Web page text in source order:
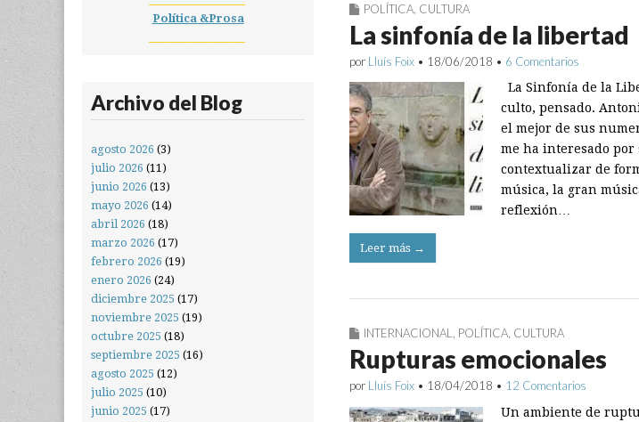
POLÍTICA CULTURA
La sinfonía de la libertad
por Lluís Foix • 18/06/2018 • 6 Comentarios
La Sinfonía de la
culto, pensado.
el mejor de sus
me ha interesado
contextualizar de
música, la gran
reflexión…
Leer más →
INTERNACIONAL, POLÍTICA, CULTURA
Rupturas emocionales
por Lluís Foix • 18/04/2018 • 12 Comentarios
Un ambiente de
Política &Prosa
Archivo del Blog
agosto 2026 (3)
julio 2026 (11)
junio 2026 (13)
mayo 2026 (14)
abril 2026 (18)
marzo 2026 (17)
febrero 2026 (19)
enero 2026 (24)
diciembre 2025 (17)
noviembre 2025 (19)
octubre 2025 (18)
septiembre 2025 (16)
agosto 2025 (12)
julio 2025 (10)
junio 2025 (17)